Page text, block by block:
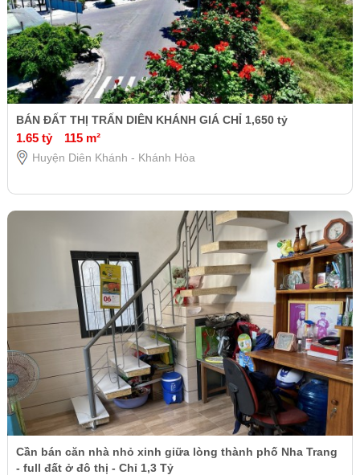
BÁN ĐẤT THỊ TRẤN DIÊN KHÁNH GIÁ CHỈ 1,650 tỷ
1.65 tỷ 115 m²
Huyện Diên Khánh - Khánh Hòa
Cần bán căn nhà nhỏ xinh giữa lòng thành phố Nha Trang
- full đất ở đô thị - Chỉ 1,3 Tỷ